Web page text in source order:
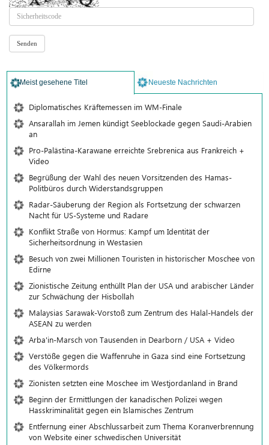
Meist gesehene Titel Neueste Nachrichten
Diplomatisches Kräftemessen im WM-Finale
Ansarallah im Jemen kündigt Seeblockade gegen Saudi-Arabien
an
Pro-Palästina-Karawane erreichte Srebrenica aus Frankreich +
Video
Begrüßung der Wahl des neuen Vorsitzenden des Hamas-
Politbüros durch Widerstandsgruppen
Radar-Säuberung der Region als Fortsetzung der schwarzen
Nacht für US-Systeme und Radare
Konflikt Straße von Hormus: Kampf um Identität der
Sicherheitsordnung in Westasien
Besuch von zwei Millionen Touristen in historischer Moschee von
Edirne
Zionistische Zeitung enthüllt Plan der USA und arabischer Länder
zur Schwächung der Hisbollah
Malaysias Sarawak-Vorstoß zum Zentrum des Halal-Handels der
ASEAN zu werden
Arba'in-Marsch von Tausenden in Dearborn / USA + Video
Verstöße gegen die Waffenruhe in Gaza sind eine Fortsetzung
des Völkermords
Zionisten setzten eine Moschee im Westjordanland in Brand
Beginn der Ermittlungen der kanadischen Polizei wegen
Hasskriminalität gegen ein Islamisches Zentrum
Entfernung einer Abschlussarbeit zum Thema Koranverbrennung
von Website einer schwedischen Universität